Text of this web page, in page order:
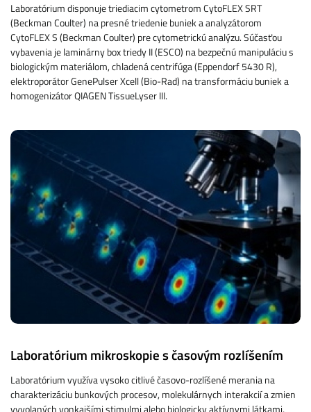
Laboratórium disponuje triediacim cytometrom CytoFLEX SRT
(Beckman Coulter) na presné triedenie buniek a analyzátorom
CytoFLEX S (Beckman Coulter) pre cytometrickú analýzu. Súčasťou
vybavenia je laminárny box triedy II (ESCO) na bezpečnú manipuláciu s
biologickým materiálom, chladená centrifúga (Eppendorf 5430 R),
elektroporátor GenePulser Xcell (Bio-Rad) na transformáciu buniek a
homogenizátor QIAGEN TissueLyser III.
Laboratórium mikroskopie s časovým rozlíšením
Laboratórium využíva vysoko citlivé časovo-rozlíšené merania na
charakterizáciu bunkových procesov, molekulárnych interakcií a zmien
vyvolaných vonkajšími stimulmi alebo biologicky aktívnymi látkami,